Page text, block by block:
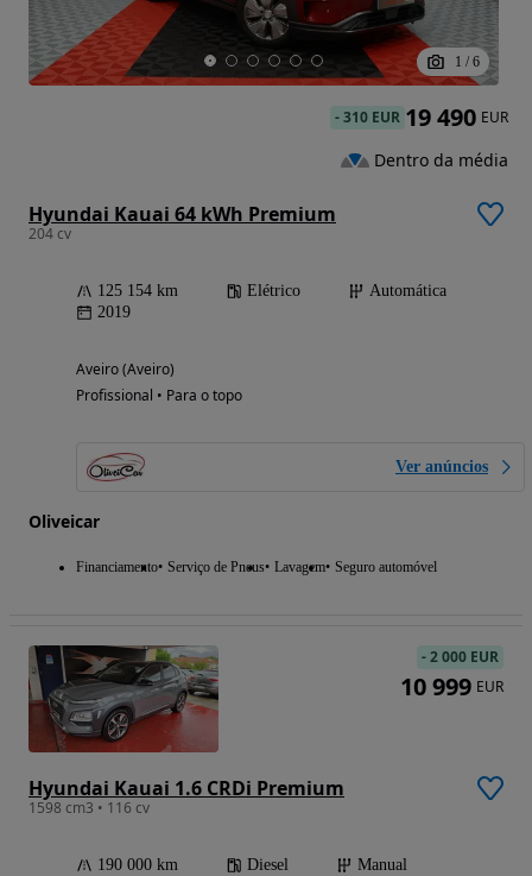
1 / 6
Hyundai Kauai 64 kWh Premium
204 cv
125 154 km Elétrico
Automática
2019
Aveiro (Aveiro)
Profissional • Para o topo
Ver anúncios
Oliveicar
Financiamento Serviço de Pneus Lavagem Seguro automóvel
-310 EUR 19 490 EUR
Dentro da média
Hyundai Kauai 1.6 CRDi Premium
1598 cm3 • 116 cv
190 000 km Diesel
Manual
-2 000 EUR
10 999 EUR